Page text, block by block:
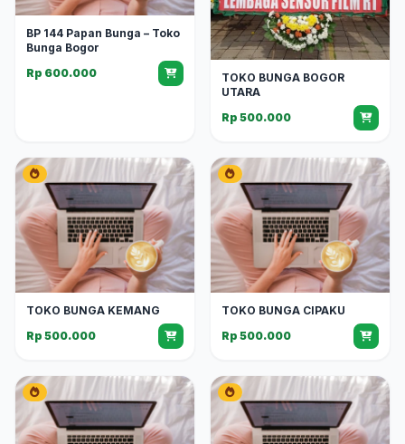
BP 144 Papan Bunga – Toko
Bunga Bogor
Rp 600.000
TOKO BUNGA BOGOR
UTARA
Rp 500.000
TOKO BUNGA KEMANG
Rp 500.000
TOKO BUNGA CIPAKU
Rp 500.000